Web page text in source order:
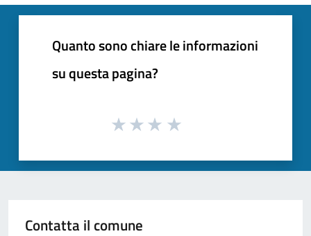
Quanto sono chiare le informazioni
su questa pagina?
Contatta il comune